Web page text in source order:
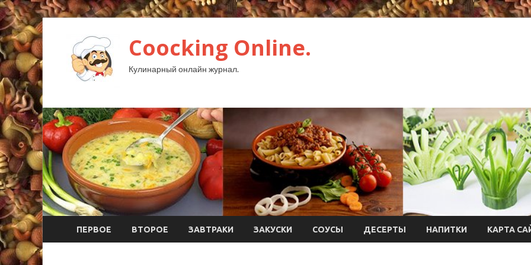
Coocking Online.
Кулинарный онлайн журнал.
ПЕРВОЕ ВТОРОЕ ЗАВТРАКИ ЗАКУСКИ СОУСЫ ДЕСЕРТЫ НАПИТКИ КАРТА